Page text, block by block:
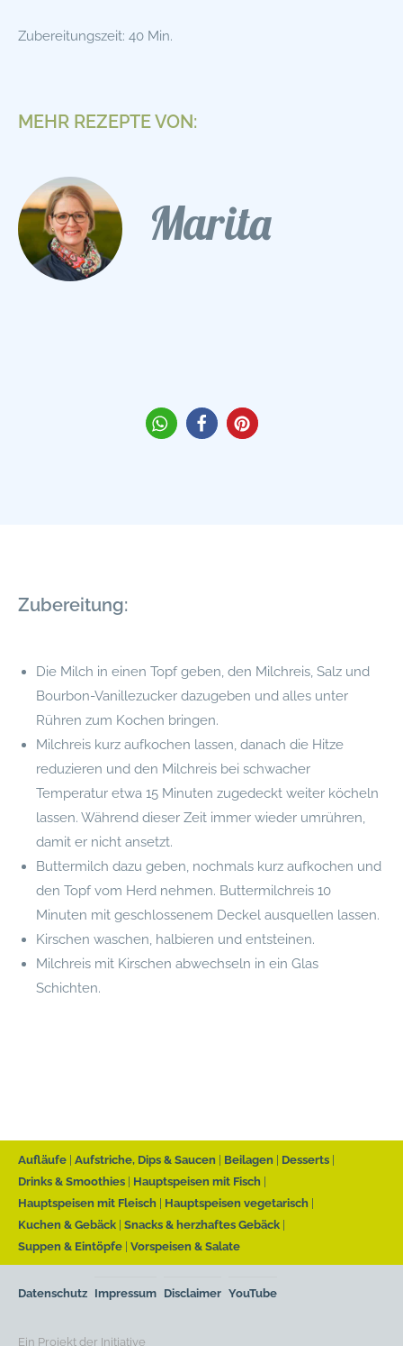
Zubereitungszeit: 40 Min.
MEHR REZEPTE VON:
Marita
Zubereitung:
Die Milch in einen Topf geben, den Milchreis, Salz und
Bourbon-Vanillezucker dazugeben und alles unter
Rühren zum Kochen bringen.
Milchreis kurz aufkochen lassen, danach die Hitze
reduzieren und den Milchreis bei schwacher
Temperatur etwa 15 Minuten zugedeckt weiter köcheln
lassen. Während dieser Zeit immer wieder umrühren,
damit er nicht ansetzt.
Buttermilch dazu geben, nochmals kurz aufkochen und
den Topf vom Herd nehmen. Buttermilchreis 10
Minuten mit geschlossenem Deckel ausquellen lassen.
Kirschen waschen, halbieren und entsteinen.
Milchreis mit Kirschen abwechseln in ein Glas
Schichten.
Aufläufe Aufstriche, Dips & Saucen Beilagen
Desserts
Drinks & Smoothies
Hauptspeisen mit Fisch
Hauptspeisen mit Fleisch
Hauptspeisen vegetarisch
Kuchen & Gebäck Snacks & herzhaftes Gebäck
Suppen & Eintöpfe Vorspeisen & Salate
Datenschutz Impressum Disclaimer YouTube
Ein Projekt der Initiative